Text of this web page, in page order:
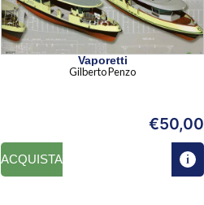
Vaporetti
Gilberto Penzo
€50,00
ACQUISTA